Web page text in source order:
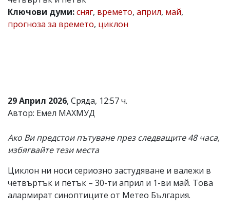
Коментарите
статиите
носи
отговорност
Ако
откриете
за
вас
коментар,
моля
Ключови думи:сняг, времето, април, май,
прогноза за времето, циклон
29 Април 2026, Сряда, 12:57 ч.
Автор: Емел МАХМУД
Ако Ви предстои пътуване през следващите 48 часа,
избягвайте тези места
Циклон ни носи сериозно застудяване и валежи в
четвъртък и петък – 30-ти април и 1-ви май. Това
алармират синоптиците от Метео България.